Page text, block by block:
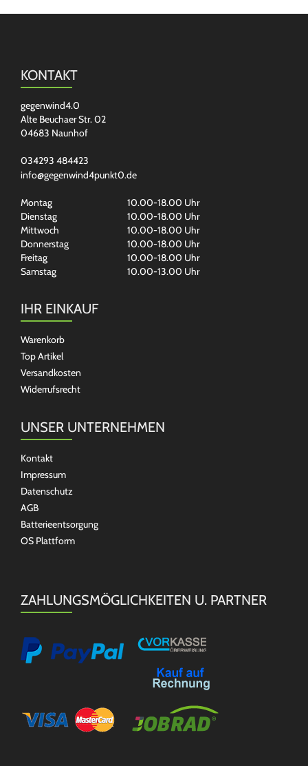
KONTAKT
gegenwind4.0
Alte Beuchaer Str. 02
04683 Naunhof
034293 484423
info@gegenwind4punkt0.de
Montag
10.00-18.00 Uhr
Dienstag
10.00-18.00 Uhr
Mittwoch
10.00-18.00 Uhr
Donnerstag
10.00-18.00 Uhr
Freitag
10.00-18.00 Uhr
Samstag
10.00-13.00 Uhr
IHR EINKAUF
Warenkorb
Top Artikel
Versandkosten
Widerrufsrecht
UNSER UNTERNEHMEN
Kontakt
Impressum
Datenschutz
AGB
Batterieentsorgung
OS Plattform
ZAHLUNGSMÖGLICHKEITEN U. PARTNER